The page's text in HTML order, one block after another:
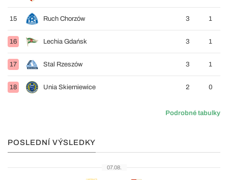
15 Ruch Chorzów 3 1
16 Lechia Gdańsk 3 1
17 Stal Rzeszów 3 1
18 Unia Skierniewice 2 0
Podrobné tabulky
POSLEDNÍ VÝSLEDKY
07.08.